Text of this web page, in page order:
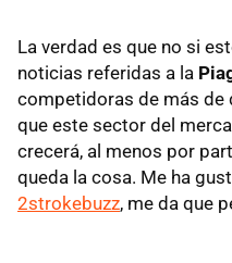
La verdad es que no si
noticias referidas a la
competidoras de más de
que este sector del
crecerá, al menos por
queda la cosa. Me ha
2strokebuzz, me da que